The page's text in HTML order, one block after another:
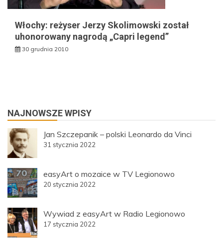
Włochy: reżyser Jerzy Skolimowski został
uhonorowany nagrodą „Capri legend”
30 grudnia 2010
NAJNOWSZE WPISY
Jan Szczepanik – polski Leonardo da Vinci
31 stycznia 2022
easyArt o mozaice w TV Legionowo
20 stycznia 2022
Wywiad z easyArt w Radio Legionowo
17 stycznia 2022